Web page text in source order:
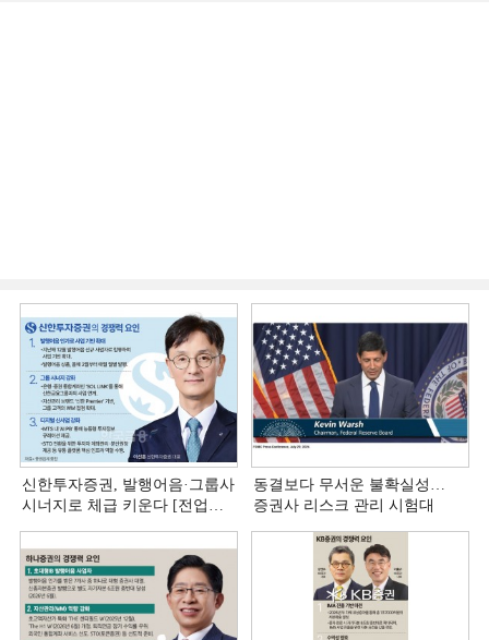
신한투자증권, 발행어음·그룹사
시너지로 체급 키운다 [전업계
동결보다 무서운 불확실성…
증권사 리스크 관리 시험대